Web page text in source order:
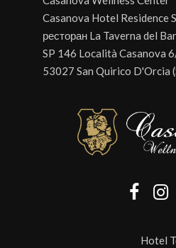
Casanova Hotel Residence
ресторан La Taverna del
SP 146 Località Casanova
53027 San Quirico D'Orcia
Hotel